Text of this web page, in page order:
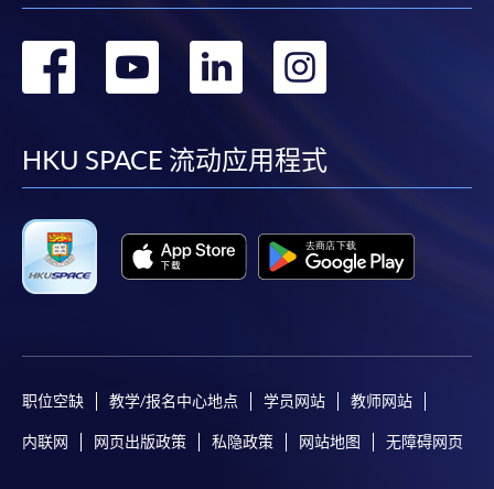
转
facebook
转
youtube
转
linkedin
转
HKU SPACE 流动应用程式
职位空缺 教学/报名中心地点 学员网站 教师网站
内联网 网页出版政策 私隐政策 网站地图 无障碍网页